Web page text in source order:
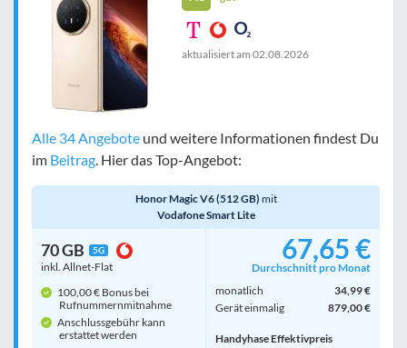
aktualisiert am 02.08.2026
Alle 34 Angebote und weitere Informationen findest Du
im Beitrag . Hier das Top-Angebot:
Honor Magic V6 (512 GB) mit
Vodafone Smart Lite
70 GB 5G
inkl. Allnet-Flat
100,00 € Bonus bei
Rufnummern­mitnahme
Anschlussgebühr kann
erstattet werden
67,65 €
Durchschnitt pro Monat
monatlich
34,99 €
Gerät einmalig
879,00 €
Handyhase Effektivpreis